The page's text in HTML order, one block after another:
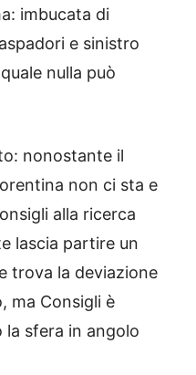
imbucata di
e sinistro
nulla può
nonostante il
non ci sta e
alla ricerca
lascia partire un
trova la deviazione
ma Consigli è
la sfera in angolo